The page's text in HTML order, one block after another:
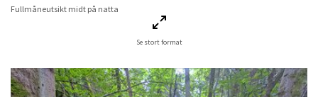
Fullmåneutsikt midt på natta
Se stort format